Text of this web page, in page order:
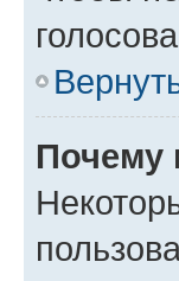
Почему